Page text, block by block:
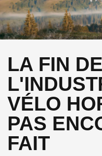
LA FIN DE
VÉLO
PAS
FAIT